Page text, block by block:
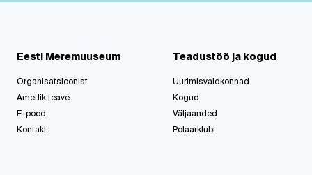
Eesti Meremuuseum
Organisatsioonist
Ametlik teave
E-pood
Kontakt
Teadustöö ja kogud
Uurimisvaldkonnad
Kogud
Väljaanded
Polaarklubi